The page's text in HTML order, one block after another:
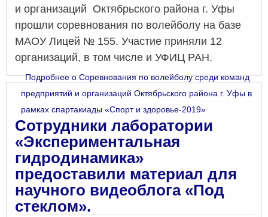
и организаций Октябрьского района г. Уфы
прошли соревнования по волейболу на базе
МАОУ Лицей № 155. Участие приняли 12
организаций, в том числе и УФИЦ РАН.
Подробнеео Соревнования по волейболу среди команд
предприятий и организаций Октябрьского района г. Уфы в
рамках спартакиады «Спорт и здоровье-2019»
Сотрудники лаборатории
«Экспериментальная
гидродинамика»
предоставили материал для
научного видеоблога «Под
стеклом».